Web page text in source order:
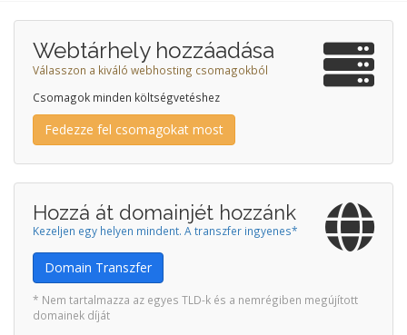
Webtárhely hozzáadása
Válasszon a kiváló webhosting csomagokból
Csomagok minden költségvetéshez
Fedezze fel csomagokat most
Hozzá át domainjét hozzánk
Kezeljen egy helyen mindent. A transzfer ingyenes*
Domain Transzfer
* Nem tartalmazza az egyes TLD-k és a nemrégiben megújított
domainek díját